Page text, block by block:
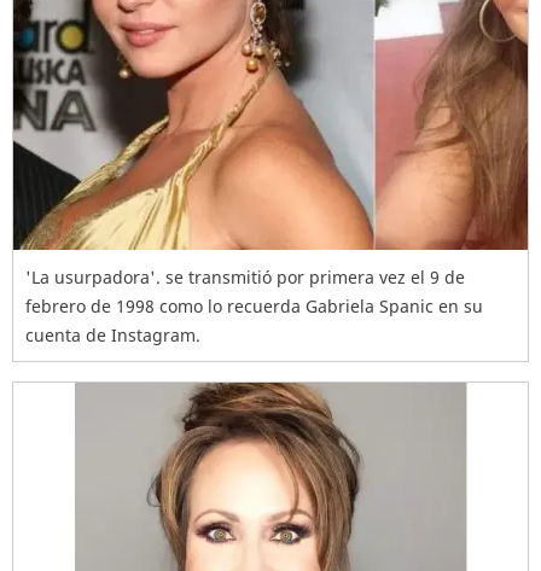
'La usurpadora'. se transmitió por primera vez el 9 de
febrero de 1998 como lo recuerda Gabriela Spanic en su
cuenta de Instagram.